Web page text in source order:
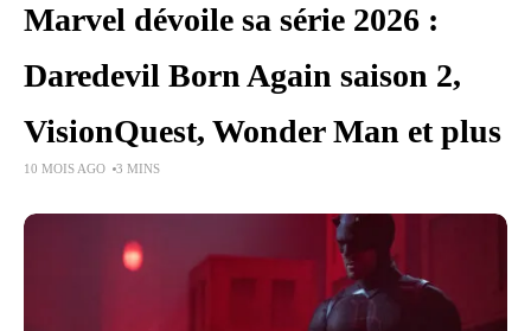
Marvel dévoile sa série 2026 :
Daredevil Born Again saison 2,
VisionQuest, Wonder Man et plus
10 MOIS AGO 3 MINS